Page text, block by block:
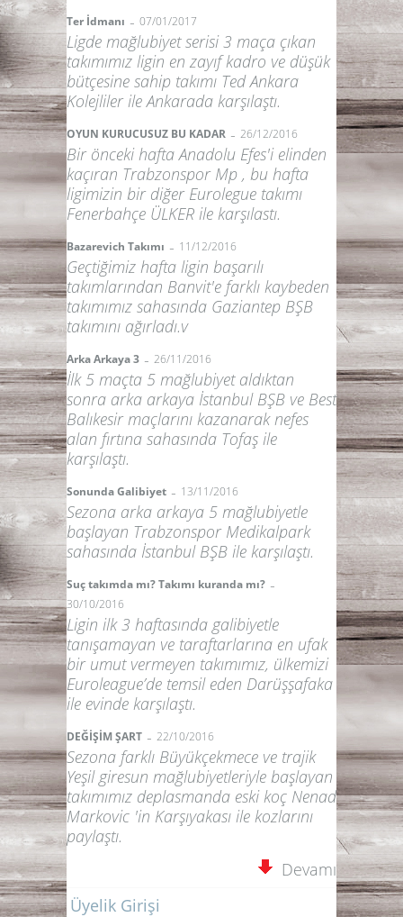
Ter İdmanı - 07/01/2017
Ligde mağlubiyet serisi 3 maça çıkan
takımımız ligin en zayıf kadro ve düşük
bütçesine sahip takımı Ted Ankara
Kolejliler ile Ankarada karşılaştı.
OYUN KURUCUSUZ BU KADAR - 26/12/2016
Bir önceki hafta Anadolu Efes'i elinden
kaçıran Trabzonspor Mp , bu hafta
ligimizin bir diğer Eurolegue takımı
Fenerbahçe ÜLKER ile karşılastı.
Bazarevich Takımı - 11/12/2016
Geçtiğimiz hafta ligin başarılı
takımlarından Banvit'e farklı kaybeden
takımımız sahasında Gaziantep BŞB
takımını ağırladı.v
Arka Arkaya 3 - 26/11/2016
İlk 5 maçta 5 mağlubiyet aldıktan
sonra arka arkaya İstanbul BŞB ve Best
Balıkesir maçlarını kazanarak nefes
alan fırtına sahasında Tofaş ile
karşılaştı.
Sonunda Galibiyet - 13/11/2016
Sezona arka arkaya 5 mağlubiyetle
başlayan Trabzonspor Medikalpark
sahasında İstanbul BŞB ile karşılaştı.
Suç takımda mı? Takımı kuranda mı? -
30/10/2016
Ligin ilk 3 haftasında galibiyetle
tanışamayan ve taraftarlarına en ufak
bir umut vermeyen takımımız, ülkemizi
Euroleague’de temsil eden Darüşşafaka
ile evinde karşılaştı.
DEĞİŞİM ŞART - 22/10/2016
Sezona farklı Büyükçekmece ve trajik
Yeşil giresun mağlubiyetleriyle başlayan
takımımız deplasmanda eski koç Nenad
Markovic 'in Karşıyakası ile kozlarını
paylaştı.
Devamı
Üyelik Girişi